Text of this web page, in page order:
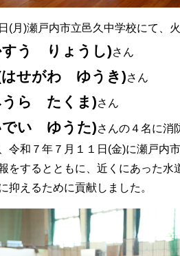
(月)瀬戸内市立邑久中学校にて、
う りょうし)さん
せがわ ゆうき)さん
ら たくま)さん
い ゆうた)さんの４名に消
令和７年７月１１日(金)に瀬戸内
をするとともに、近くにあった
抑えるために貢献しました。